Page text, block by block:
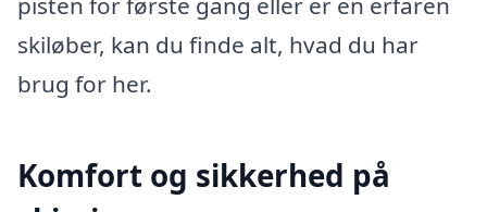
skiløber, kan du finde alt, hvad du har
brug for her.
Komfort og sikkerhed på